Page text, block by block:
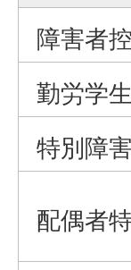
障害者
勤労学
特別障
配偶者